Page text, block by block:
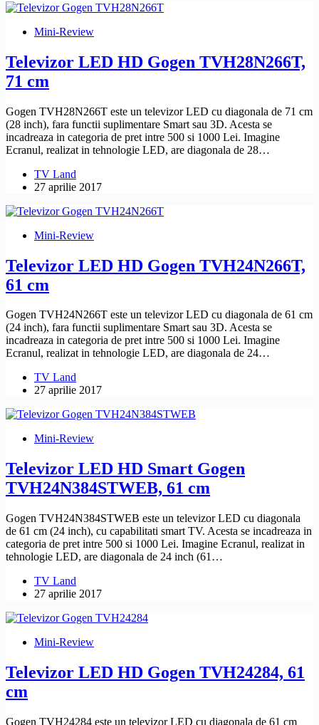
Mini-Review
Televizor LED HD Gogen TVH28N266T,
71 cm
Gogen TVH28N266T este un televizor LED cu diagonala de 71 cm
(28 inch), fara functii suplimentare Smart sau 3D. Acesta se
incadreaza in categoria de pret intre 500 si 1000 Lei. Imagine
Ecranul, realizat in tehnologie LED, are diagonala de 28…
TV Land
27 aprilie 2017
Mini-Review
Televizor LED HD Gogen TVH24N266T,
61 cm
Gogen TVH24N266T este un televizor LED cu diagonala de 61 cm
(24 inch), fara functii suplimentare Smart sau 3D. Acesta se
incadreaza in categoria de pret intre 500 si 1000 Lei. Imagine
Ecranul, realizat in tehnologie LED, are diagonala de 24…
TV Land
27 aprilie 2017
Mini-Review
Televizor LED HD Smart Gogen
TVH24N384STWEB, 61 cm
Gogen TVH24N384STWEB este un televizor LED cu diagonala
de 61 cm (24 inch), cu capabilitati smart TV. Acesta se incadreaza in
categoria de pret intre 500 si 1000 Lei. Imagine Ecranul, realizat in
tehnologie LED, are diagonala de 24 inch (61…
TV Land
27 aprilie 2017
Mini-Review
Televizor LED HD Gogen TVH24284, 61
cm
Gogen TVH24284 este un televizor LED cu diagonala de 61 cm